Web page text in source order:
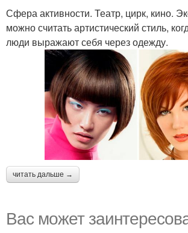
Сфера активности. Театр, цирк, кино.
можно считать артистический стиль,
люди выражают себя через одежду.
читать дальше →
Вас может